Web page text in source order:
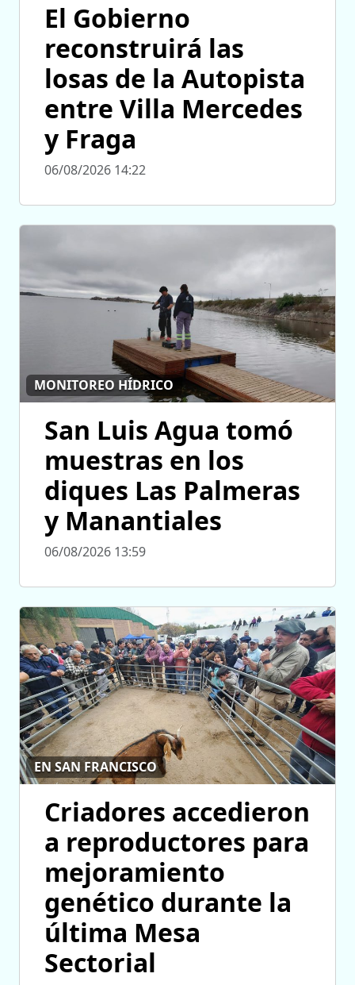
El Gobierno
reconstruirá las
losas de la Autopista
entre Villa Mercedes
y Fraga
06/08/2026 14:22
MONITOREO HÍDRICO
San Luis Agua tomó
muestras en los
diques Las Palmeras
y Manantiales
06/08/2026 13:59
EN SAN FRANCISCO
Criadores accedieron
a reproductores para
mejoramiento
genético durante la
última Mesa
Sectorial